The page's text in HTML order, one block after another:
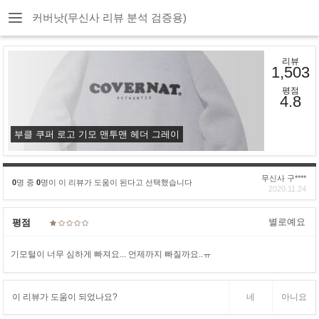
커버낫(무신사 리뷰 분석 검증용)
부클 쿠퍼 로고 기모 맨투맨 헤더 그레이
리뷰
1,503
평점
4.8
0명 중 0명이 이 리뷰가 도움이 된다고 선택했습니다
무신사 구****
2020.11.24
평점 별로예요
기모털이 너무 심하게 빠져요... 언제까지 빠질까요..ㅠ
이 리뷰가 도움이 되었나요? 네 아니요